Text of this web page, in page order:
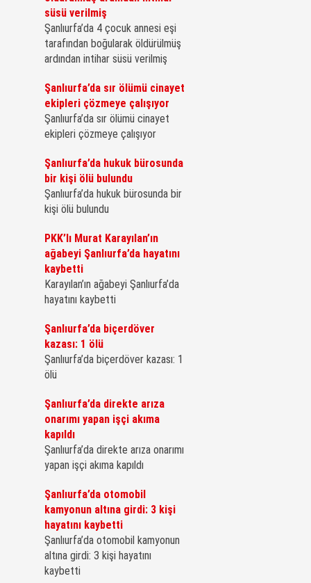
süsü verilmiş
Şanlıurfa’da 4 çocuk annesi eşi
tarafından boğularak öldürülmüş
ardından intihar süsü verilmiş
Şanlıurfa’da sır ölümü cinayet
ekipleri çözmeye çalışıyor
Şanlıurfa’da sır ölümü cinayet
ekipleri çözmeye çalışıyor
Şanlıurfa’da hukuk bürosunda
bir kişi ölü bulundu
Şanlıurfa’da hukuk bürosunda bir
kişi ölü bulundu
PKK’lı Murat Karayılan’ın
ağabeyi Şanlıurfa’da hayatını
kaybetti
Karayılan’ın ağabeyi Şanlıurfa’da
hayatını kaybetti
Şanlıurfa’da biçerdöver
kazası: 1 ölü
Şanlıurfa’da biçerdöver kazası: 1
ölü
Şanlıurfa’da direkte arıza
onarımı yapan işçi akıma
kapıldı
Şanlıurfa’da direkte arıza onarımı
yapan işçi akıma kapıldı
Şanlıurfa’da otomobil
kamyonun altına girdi: 3 kişi
hayatını kaybetti
Şanlıurfa’da otomobil kamyonun
altına girdi: 3 kişi hayatını
kaybetti